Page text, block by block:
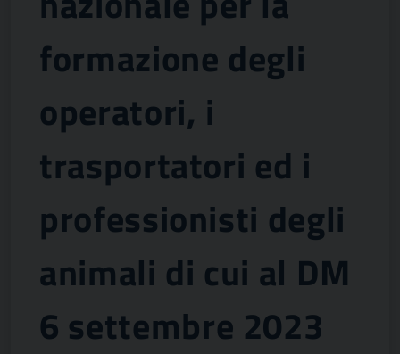
formazione degli
operatori, i
trasportatori ed i
professionisti degli
animali di cui al DM
6 settembre 2023